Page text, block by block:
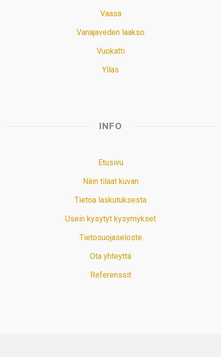
Vaasa
Vanajaveden laakso
Vuokatti
Ylläs
INFO
Etusivu
Näin tilaat kuvan
Tietoa laskutuksesta
Usein kysytyt kysymykset
Tietosuojaseloste
Ota yhteyttä
Referenssit